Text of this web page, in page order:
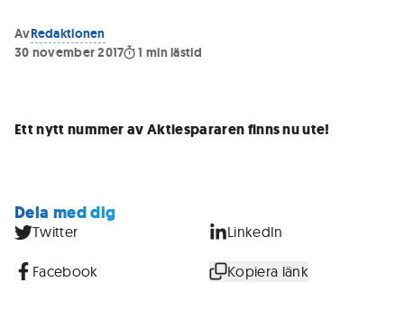
AvRedaktionen
30 november 2017
1 min lästid
Ett nytt nummer av Aktiespararen finns nu ute!
Dela med dig
Twitter LinkedIn
Facebook Kopiera länk